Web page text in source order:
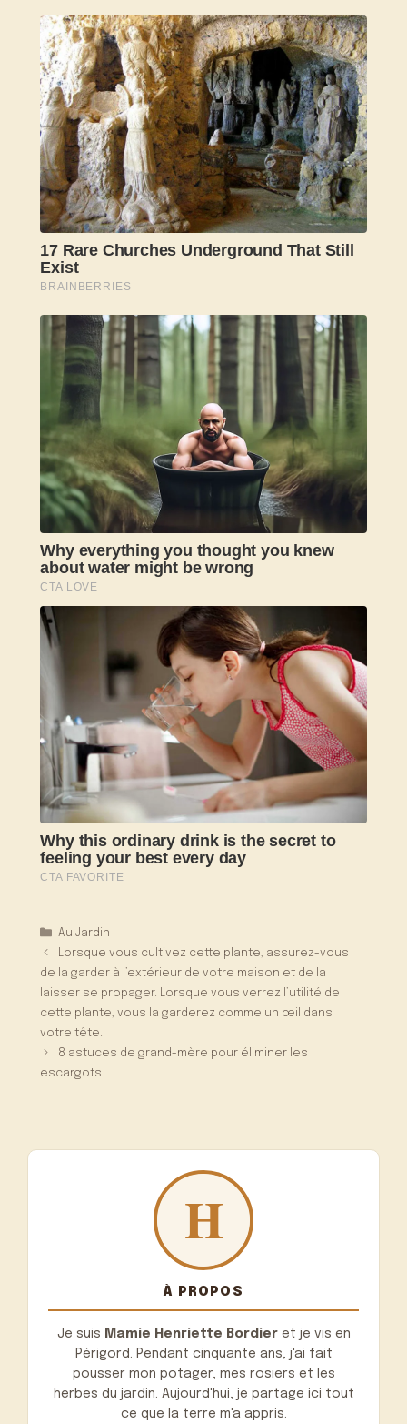
Catégories
Au Jardin
Lorsque vous cultivez cette plante, assurez-vous
de la garder à l’extérieur de votre maison et de la
laisser se propager. Lorsque vous verrez l’utilité de
cette plante, vous la garderez comme un œil dans
votre tête.
8 astuces de grand-mère pour éliminer les
escargots
À PROPOS
Je suis Mamie Henriette Bordieret je vis en
Périgord. Pendant cinquante ans, j'ai fait
pousser mon potager, mes rosiers et les
herbes du jardin. Aujourd'hui, je partage ici tout
ce que la terre m'a appris.